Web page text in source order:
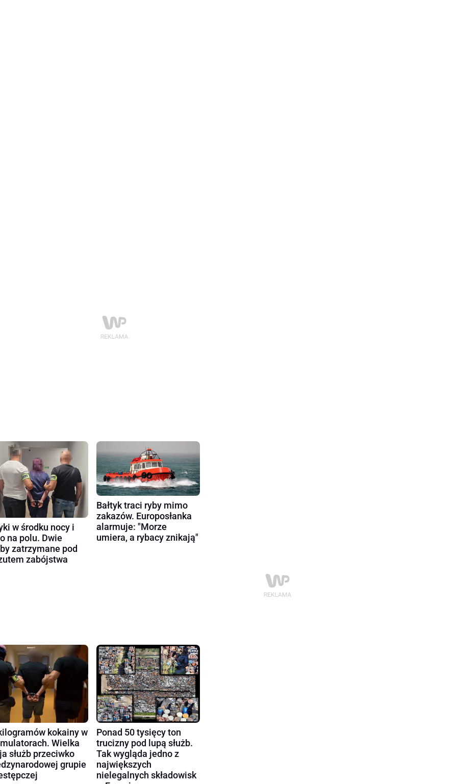
w środku nocy i
na polu. Dwie
zatrzymane pod
zabójstwa
Bałtyk traci ryby mimo
zakazów. Europosłanka
alarmuje: "Morze
umiera, a rybacy znikają"
kokainy w
Wielka
służb przeciwko
grupie
Ponad 50 tysięcy ton
trucizny pod lupą służb.
Tak wygląda jedno z
największych
nielegalnych składowisk